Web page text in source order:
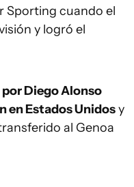
Sporting cuando el
y logró el
Diego Alonso
en Estados Unidosy
al Genoa